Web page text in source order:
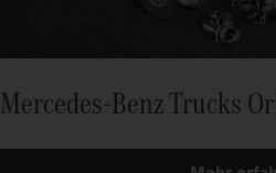
Mercedes‑Benz Trucks